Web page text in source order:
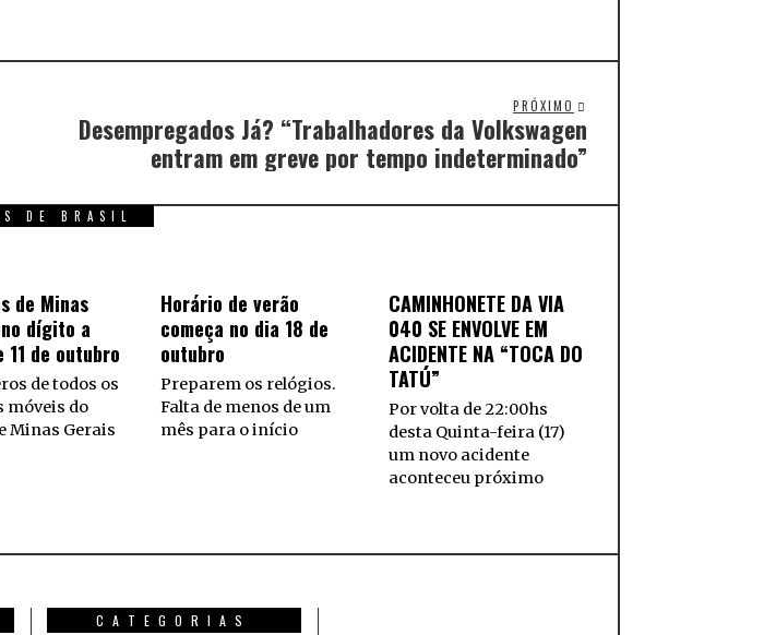
PRÓXIMO
Desempregados Já? “Trabalhadores da Volkswagen
entram em greve por tempo indeterminado”
DE BRASIL
de Minas
dígito a
de outubro
de todos os
móveis do
Minas Gerais
Horário de verão
começa no dia 18 de
outubro
Preparem os relógios.
Falta de menos de um
mês para o início
CAMINHONETE DA VIA
040 SE ENVOLVE EM
ACIDENTE NA “TOCA DO
TATÚ”
Por volta de 22:00hs
desta Quinta-feira (17)
um novo acidente
aconteceu próximo
CATEGORIAS